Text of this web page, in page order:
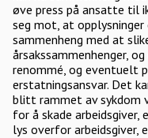
øve press på ansatte til
seg mot, at
sammenheng med at
årsakssammenhenger,
renommé, og eventuelt
erstatningsansvar. Det
blitt rammet av sykdom
for å skade
lys overfor arbeidsgiver,